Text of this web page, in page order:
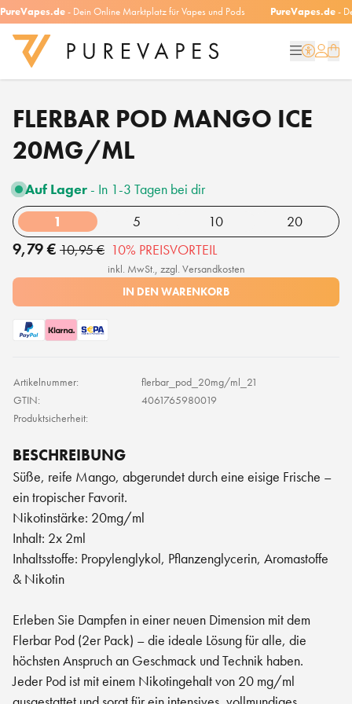
PureVapes.de- Dein Online Marktplatz für Vapes und Pods PureVapes.de-
FLERBAR POD MANGO ICE
20MG/ML
Auf Lager - In 1-3 Tagen bei dir
1
5 10 20
9,79 € 10,95 € 10% PREISVORTEIL
inkl. MwSt., zzgl. Versandkosten
IN DEN WARENKORB
Artikelnummer:
flerbar_pod_20mg/ml_21
GTIN:
4061765980019
Produktsicherheit:
BESCHREIBUNG
Süße, reife Mango, abgerundet durch eine eisige Frische –
ein tropischer Favorit.
Nikotinstärke: 20mg/ml
Inhalt: 2x 2ml
Inhaltsstoffe: Propylenglykol, Pflanzenglycerin, Aromastoffe
& Nikotin
Erleben Sie Dampfen in einer neuen Dimension mit dem
Flerbar Pod (2er Pack) – die ideale Lösung für alle, die
höchsten Anspruch an Geschmack und Technik haben.
Jeder Pod ist mit einem Nikotingehalt von 20 mg/ml
Diese Webseite verwendet
Cookies.
Wir verwenden Cookies, um Inhalte und
Datenverkehr zu analysieren. Wir geben
Website auch an unsere Werbe- und
Analysepartner weiter, die diese
möglicherweise mit anderen Informationen
kombinieren, die Sie ihnen bereitgestellt
haben oder die sie im Rahmen Ihrer
Nutzung ihrer Dienste gesammelt haben.
Weitere Informationen
ALLE ABLEHNEN
POWERED BY COOKIESCRIPT